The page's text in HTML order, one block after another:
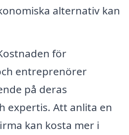
alternativ kan
för
entreprenörer
på deras
expertis. Att anlita en
kan kosta mer i